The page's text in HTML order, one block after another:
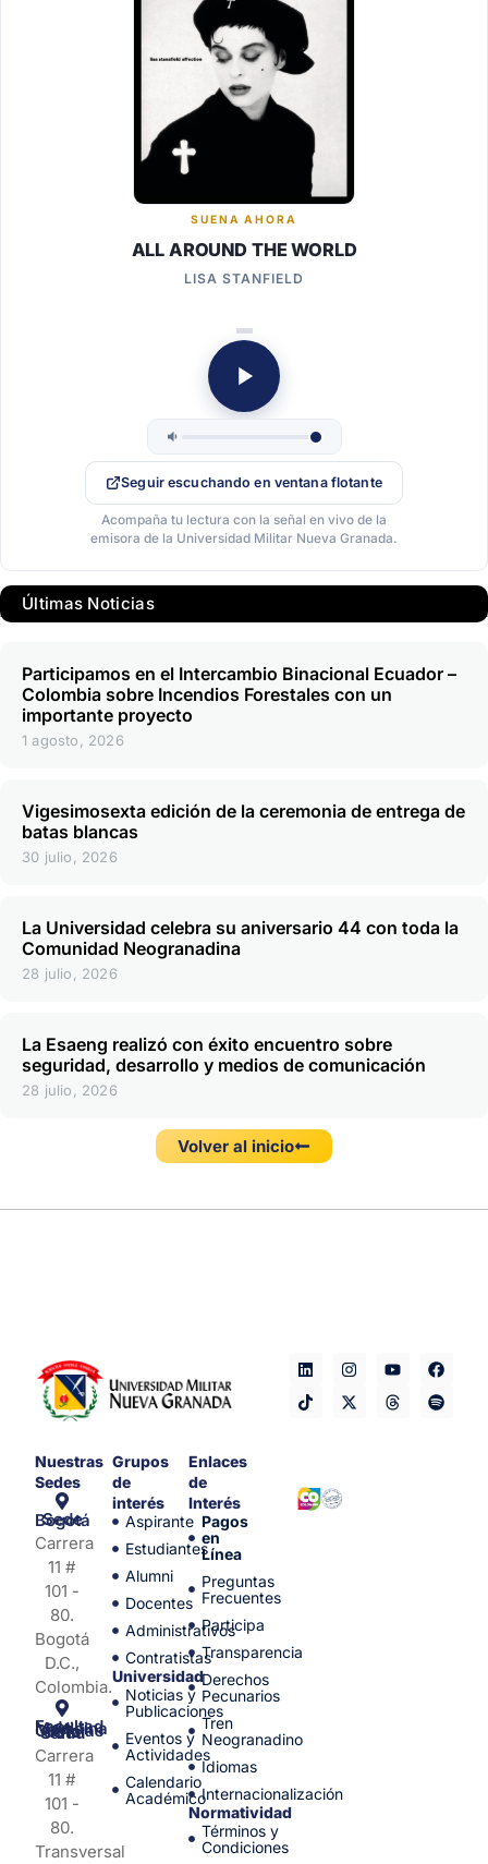
SUENA AHORA
ALL AROUND THE WORLD
LISA STANFIELD
Seguir escuchando en ventana flotante
Acompaña tu lectura con la señal en vivo de la
emisora de la Universidad Militar Nueva Granada.
Últimas Noticias
Participamos en el Intercambio Binacional Ecuador –
Colombia sobre Incendios Forestales con un
importante proyecto
1 agosto, 2026
Vigesimosexta edición de la ceremonia de entrega de
batas blancas
30 julio, 2026
La Universidad celebra su aniversario 44 con toda la
Comunidad Neogranadina
28 julio, 2026
La Esaeng realizó con éxito encuentro sobre
seguridad, desarrollo y medios de comunicación
28 julio, 2026
Volver al inicio
Nuestras
Sedes
Sede Bogotá
Carrera
11 #
101 -
80.
Bogotá
D.C.,
Colombia.
Facultad de Medicina y Ciencias de la Salud
Carrera
11 #
101 -
80.
Transversal
Grupos
de
interés
Aspirante
Estudiantes
Alumni
Docentes
Administrativos
Contratistas
Universidad
Noticias y
Publicaciones
Eventos y
Actividades
Calendario
Académico
Enlaces
de
Interés
Pagos
en
Línea
Preguntas
Frecuentes
Participa
Transparencia
Derechos
Pecunarios
Tren
Neogranadino
Idiomas
Internacionalización
Normatividad
Términos y
Condiciones